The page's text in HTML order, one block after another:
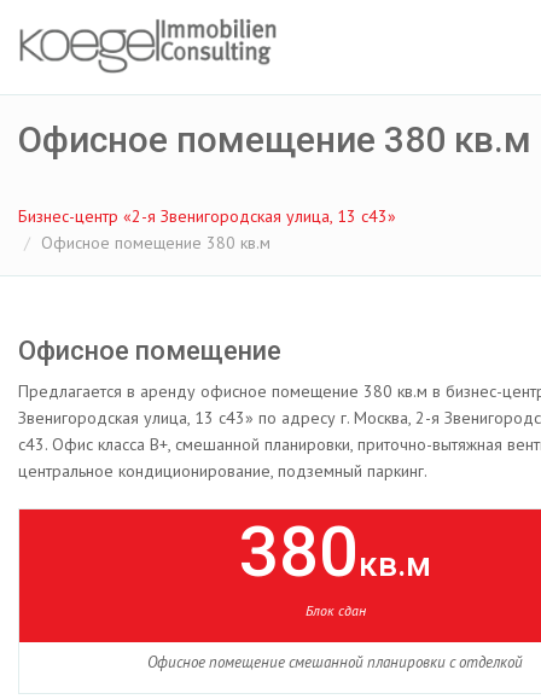
Офисное помещение 380 кв.м
Бизнес-центр «2-я Звенигородская улица, 13 с43»
Офисное помещение 380 кв.м
Офисное помещение
Предлагается в аренду офисное помещение 380 кв.м в бизнес-
Звенигородская улица, 13 с43» по адресу г. Москва, 2-я
с43. Офис класса B+, смешанной планировки, приточно-вытяжная
центральное кондиционирование, подземный паркинг.
380кв.м
Блок сдан
Офисное помещение смешанной планировки с отделкой